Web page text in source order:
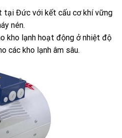
tại Đức với kết cấu cơ khí vững
nén.
kho lạnh hoạt động ở nhiệt độ
các kho lạnh âm sâu.